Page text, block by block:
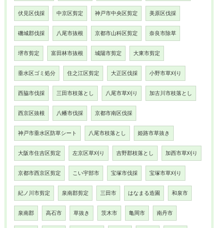
伏見区伐採 中京区剪定 神戸市中央区剪定 美原区伐採
磯城郡伐採 八尾市抜根 京都市山科区剪定 奈良市除草
堺市剪定 富田林市抜根 城陽市剪定 大東市剪定
垂水区ゴミ処分 住之江区剪定 大正区伐採 小野市草刈り
西脇市伐採 三田市枝落とし 八尾市草刈り 加古川市枝落とし
西京区抜根 八幡市伐採 京都市南区伐採
神戸市垂水区防草シート 八尾市枝落とし 姫路市草抜き
大阪市住吉区剪定 左京区草刈り 吉野郡枝落とし 加西市草刈り
京都市西京区剪定 こい宇部市 宝塚市伐採 宝塚市草刈り
紀ノ川市剪定 泉南郡剪定 三田市 はなまる造園 和泉市
泉南郡 高石市 草抜き 茨木市 亀岡市 南丹市